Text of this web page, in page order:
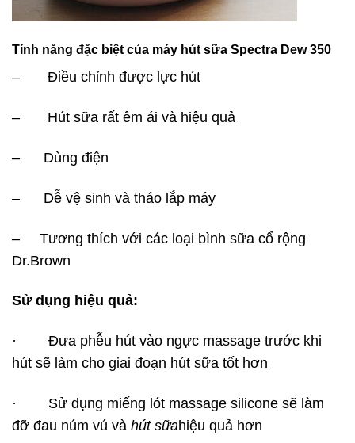
Tính năng đặc biệt của máy hút sữa Spectra Dew 350
– Điều chỉnh được lực hút
– Hút sữa rất êm ái và hiệu quả
– Dùng điện
– Dễ vệ sinh và tháo lắp máy
– Tương thích với các loại bình sữa cổ rộng
Dr.Brown
Sử dụng hiệu quả:
· Đưa phễu hút vào ngực massage trước khi
hút sẽ làm cho giai đoạn hút sữa tốt hơn
· Sử dụng miếng lót massage silicone sẽ làm
đỡ đau núm vú và hút sữahiệu quả hơn